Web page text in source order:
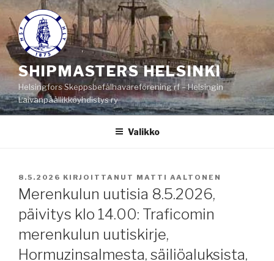
Siirry
sisältöön
SHIPMASTERS HELSINKI
Helsingfors Skeppsbefälhavareförening rf – Helsingin
Laivanpäällikköyhdistys ry
Valikko
JULKAISTU
8.5.2026 KIRJOITTANUT MATTI AALTONEN
Merenkulun uutisia 8.5.2026,
päivitys klo 14.00: Traficomin
merenkulun uutiskirje,
Hormuzinsalmesta, säiliöaluksista,